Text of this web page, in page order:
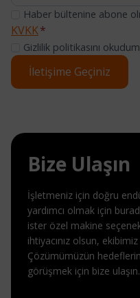
Haber bültenine abone
KVKK*
Gizlilik politikasını
İletişime Geçiniz
Bize Ulaşın
İşletmeniz için doğru
yardımcı olmak için
ister özel makine
ihtiyacınız olsun,
Çözümümüzün
görüşmek için bize ulaşın.